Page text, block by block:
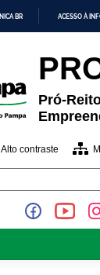
CONTEÚDO
BR ACESSO À
Pró-
Alto contraste